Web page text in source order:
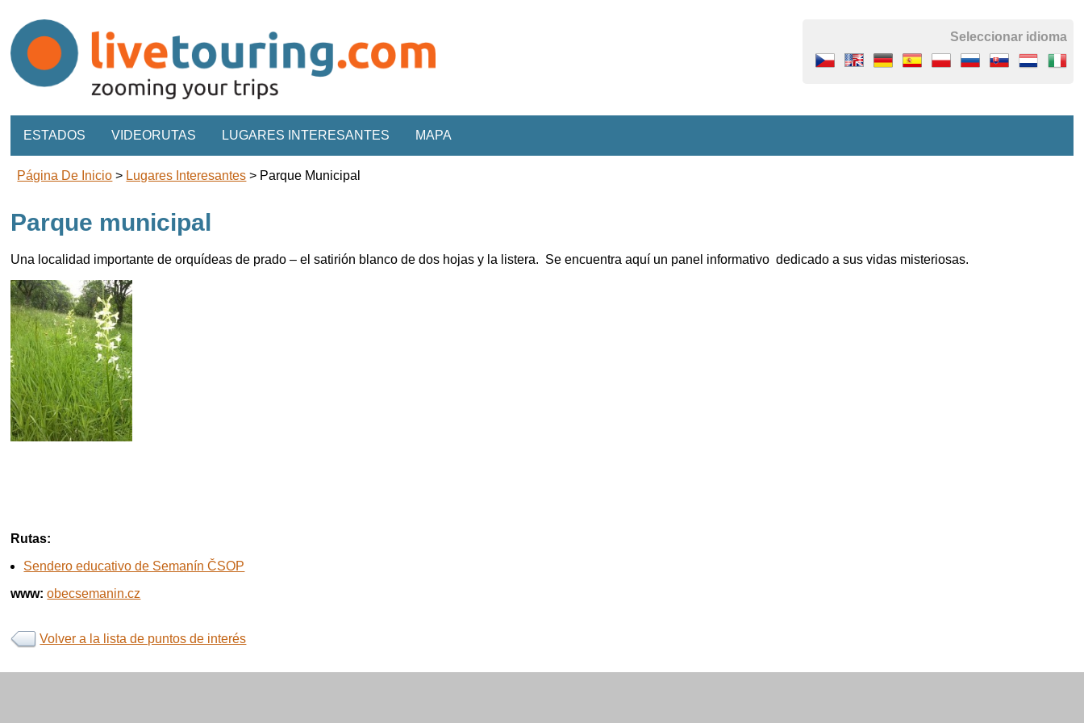
Seleccionar idioma
ESTADOS VIDEORUTAS LUGARES INTERESANTES MAPA
Página De Inicio > Lugares Interesantes > Parque Municipal
Parque municipal
Una localidad importante de orquídeas de prado – el satirión blanco de dos hojas y la listera. Se encuentra aquí un panel informativo dedicado a sus vidas misteriosas.
Rutas:
Sendero educativo de Semanín ČSOP
www: obecsemanin.cz
Volver a la lista de puntos de interés